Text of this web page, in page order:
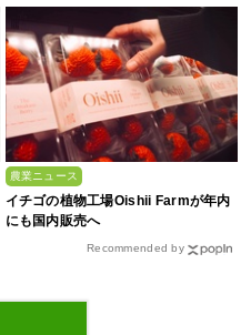
農業ニュース
イチゴの植物工場Oishii Farmが年内
にも国内販売へ
Recommended by